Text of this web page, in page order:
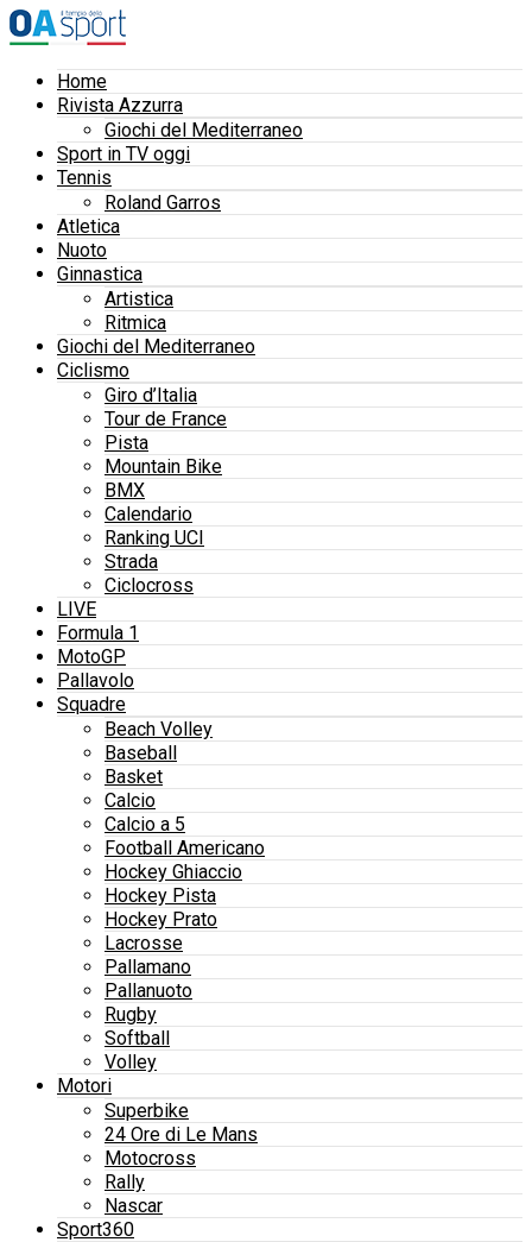
Home
Rivista Azzurra
Giochi del Mediterraneo
Sport in TV oggi
Tennis
Roland Garros
Atletica
Nuoto
Ginnastica
Artistica
Ritmica
Giochi del Mediterraneo
Ciclismo
Giro d’Italia
Tour de France
Pista
Mountain Bike
BMX
Calendario
Ranking UCI
Strada
Ciclocross
LIVE
Formula 1
MotoGP
Pallavolo
Squadre
Beach Volley
Baseball
Basket
Calcio
Calcio a 5
Football Americano
Hockey Ghiaccio
Hockey Pista
Hockey Prato
Lacrosse
Pallamano
Pallanuoto
Rugby
Softball
Volley
Motori
Superbike
24 Ore di Le Mans
Motocross
Rally
Nascar
Sport360